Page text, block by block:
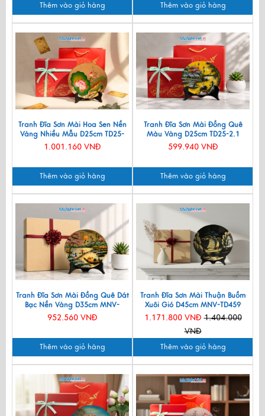
Thêm vào giỏ hàng Thêm vào giỏ hàng
Tranh Đĩa Sơn Mài Hoa Sen Nền
Vàng Nhiều Mẫu D25cm TD25-
TBL14
1.001.160 VNĐ
Thêm vào giỏ hàng
Tranh Đĩa Sơn Mài Đồng Quê
Màu Vàng D25cm TD25-2.1
599.940 VNĐ
Thêm vào giỏ hàng
Tranh Đĩa Sơn Mài Đồng Quê Dát
Bạc Nền Vàng D35cm MNV-
TSMD356-1.2
952.560 VNĐ
Thêm vào giỏ hàng
Tranh Đĩa Sơn Mài Thuận Buồm
Xuôi Gió D45cm MNV-TD459
1.171.800 VNĐ1.404.000
VNĐ
Thêm vào giỏ hàng